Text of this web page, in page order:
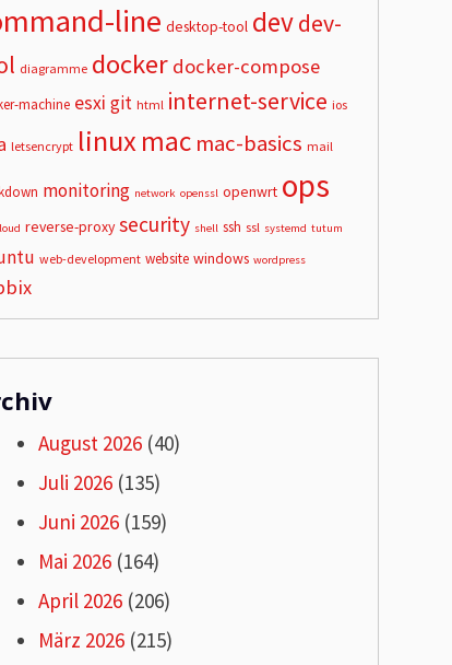
line desktop-tool devdev-
diagramme docker docker-compose
machine esxi git html internet-service ios
letsencrypt linuxmac mac-basics mail
monitoring network openssl openwrt ops
reverse-proxy security shell ssh ssl systemd tutum
web-development website windows wordpress
August 2026(40)
Juli 2026(135)
Juni 2026(159)
Mai 2026(164)
April 2026(206)
März 2026(215)